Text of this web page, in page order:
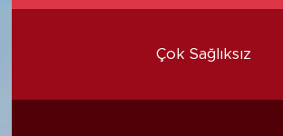
Çok Sağlıksız